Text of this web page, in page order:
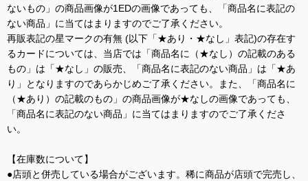
ないもの」の商品画像が1EDの画像であっても、「商品名に表記の
ない商品」に当てはまりますのでご了承ください。
再販表記の星マークの有無 (以下「★あり・★なし」表記)の存在す
るカードについては、当店では「商品名に（★なし）の記載のある
もの」は「★なし」の販売、「商品名に表記のない商品」は「★あ
り」となりますのであらかじめご了承ください。また、「商品名に
（★あり）の記載のもの」の商品画像が★なしの画像であっても、
「商品名に表記のない商品」に当てはまりますのでご了承くださ
い。
【在庫数について】
●店頭と併売している場合がございます。稀に商品が店頭で完売し、